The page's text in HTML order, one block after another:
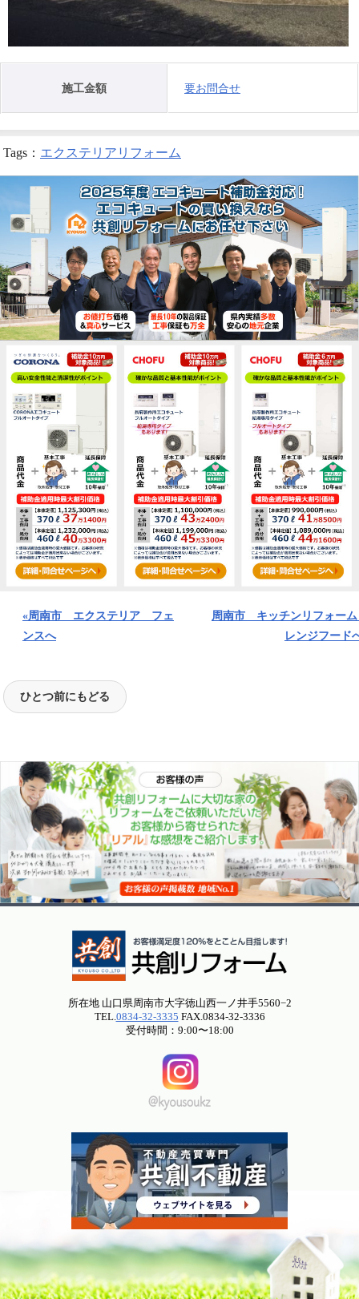
施工金額 要お問合せ
Tags： エクステリアリフォーム
«周南市 エクステリア フェ
ンスへ
周南市 キッチンリフォー
レンジフード
所在地 山口県周南市大字徳山西一ノ井手5560−2
TEL.0834-32-3335 FAX.0834-32-3336
受付時間：9:00〜18:00